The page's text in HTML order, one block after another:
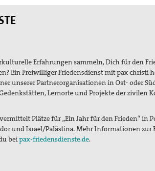
Erfahrungen sammeln, Dich für den
Ein Freiwilliger Friedensdienst mit pax christi
unserer Partnerorganisationen in Ost- oder
Lernorte und Projekte der zivilen
Plätze für „Ein Jahr für den Frieden“ in
und Israel/Palästina. Mehr Informationen zur
beipax-friedensdienste.de.